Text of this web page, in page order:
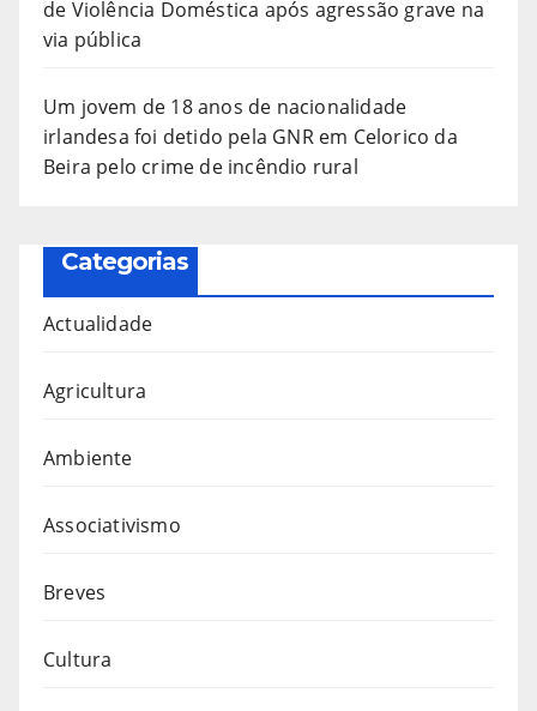
de Violência Doméstica após agressão grave na
via pública
Um jovem de 18 anos de nacionalidade
irlandesa foi detido pela GNR em Celorico da
Beira pelo crime de incêndio rural
Categorias
Actualidade
Agricultura
Ambiente
Associativismo
Breves
Cultura